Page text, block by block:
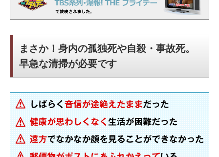
まさか！身内の孤独死や自殺・事故死。
早急な清掃が必要です